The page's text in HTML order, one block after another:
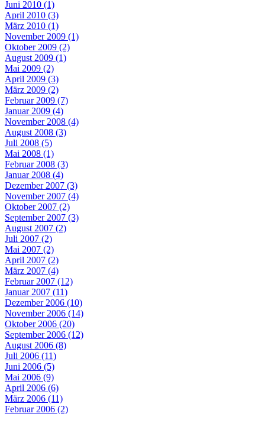
Juni 2010 (1)
April 2010 (3)
März 2010 (1)
November 2009 (1)
Oktober 2009 (2)
August 2009 (1)
Mai 2009 (2)
April 2009 (3)
März 2009 (2)
Februar 2009 (7)
Januar 2009 (4)
November 2008 (4)
August 2008 (3)
Juli 2008 (5)
Mai 2008 (1)
Februar 2008 (3)
Januar 2008 (4)
Dezember 2007 (3)
November 2007 (4)
Oktober 2007 (2)
September 2007 (3)
August 2007 (2)
Juli 2007 (2)
Mai 2007 (2)
April 2007 (2)
März 2007 (4)
Februar 2007 (12)
Januar 2007 (11)
Dezember 2006 (10)
November 2006 (14)
Oktober 2006 (20)
September 2006 (12)
August 2006 (8)
Juli 2006 (11)
Juni 2006 (5)
Mai 2006 (9)
April 2006 (6)
März 2006 (11)
Februar 2006 (2)